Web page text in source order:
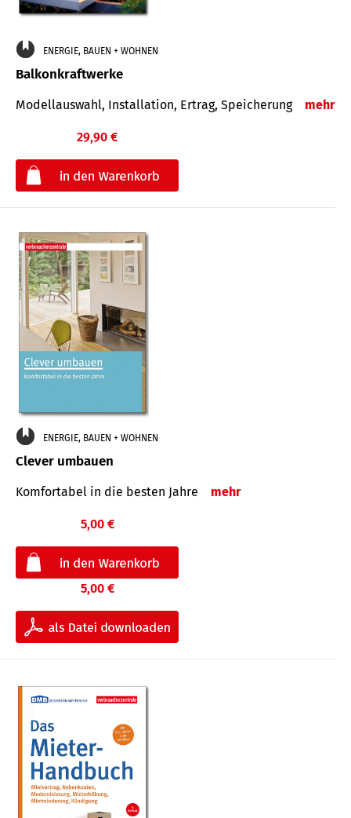
ENERGIE, BAUEN + WOHNEN
Balkonkraftwerke
Modellauswahl, Installation, Ertrag, Speicherung mehr
29,90 €
ENERGIE, BAUEN + WOHNEN
Clever umbauen
Komfortabel in die besten Jahre mehr
5,00 €
5,00 €